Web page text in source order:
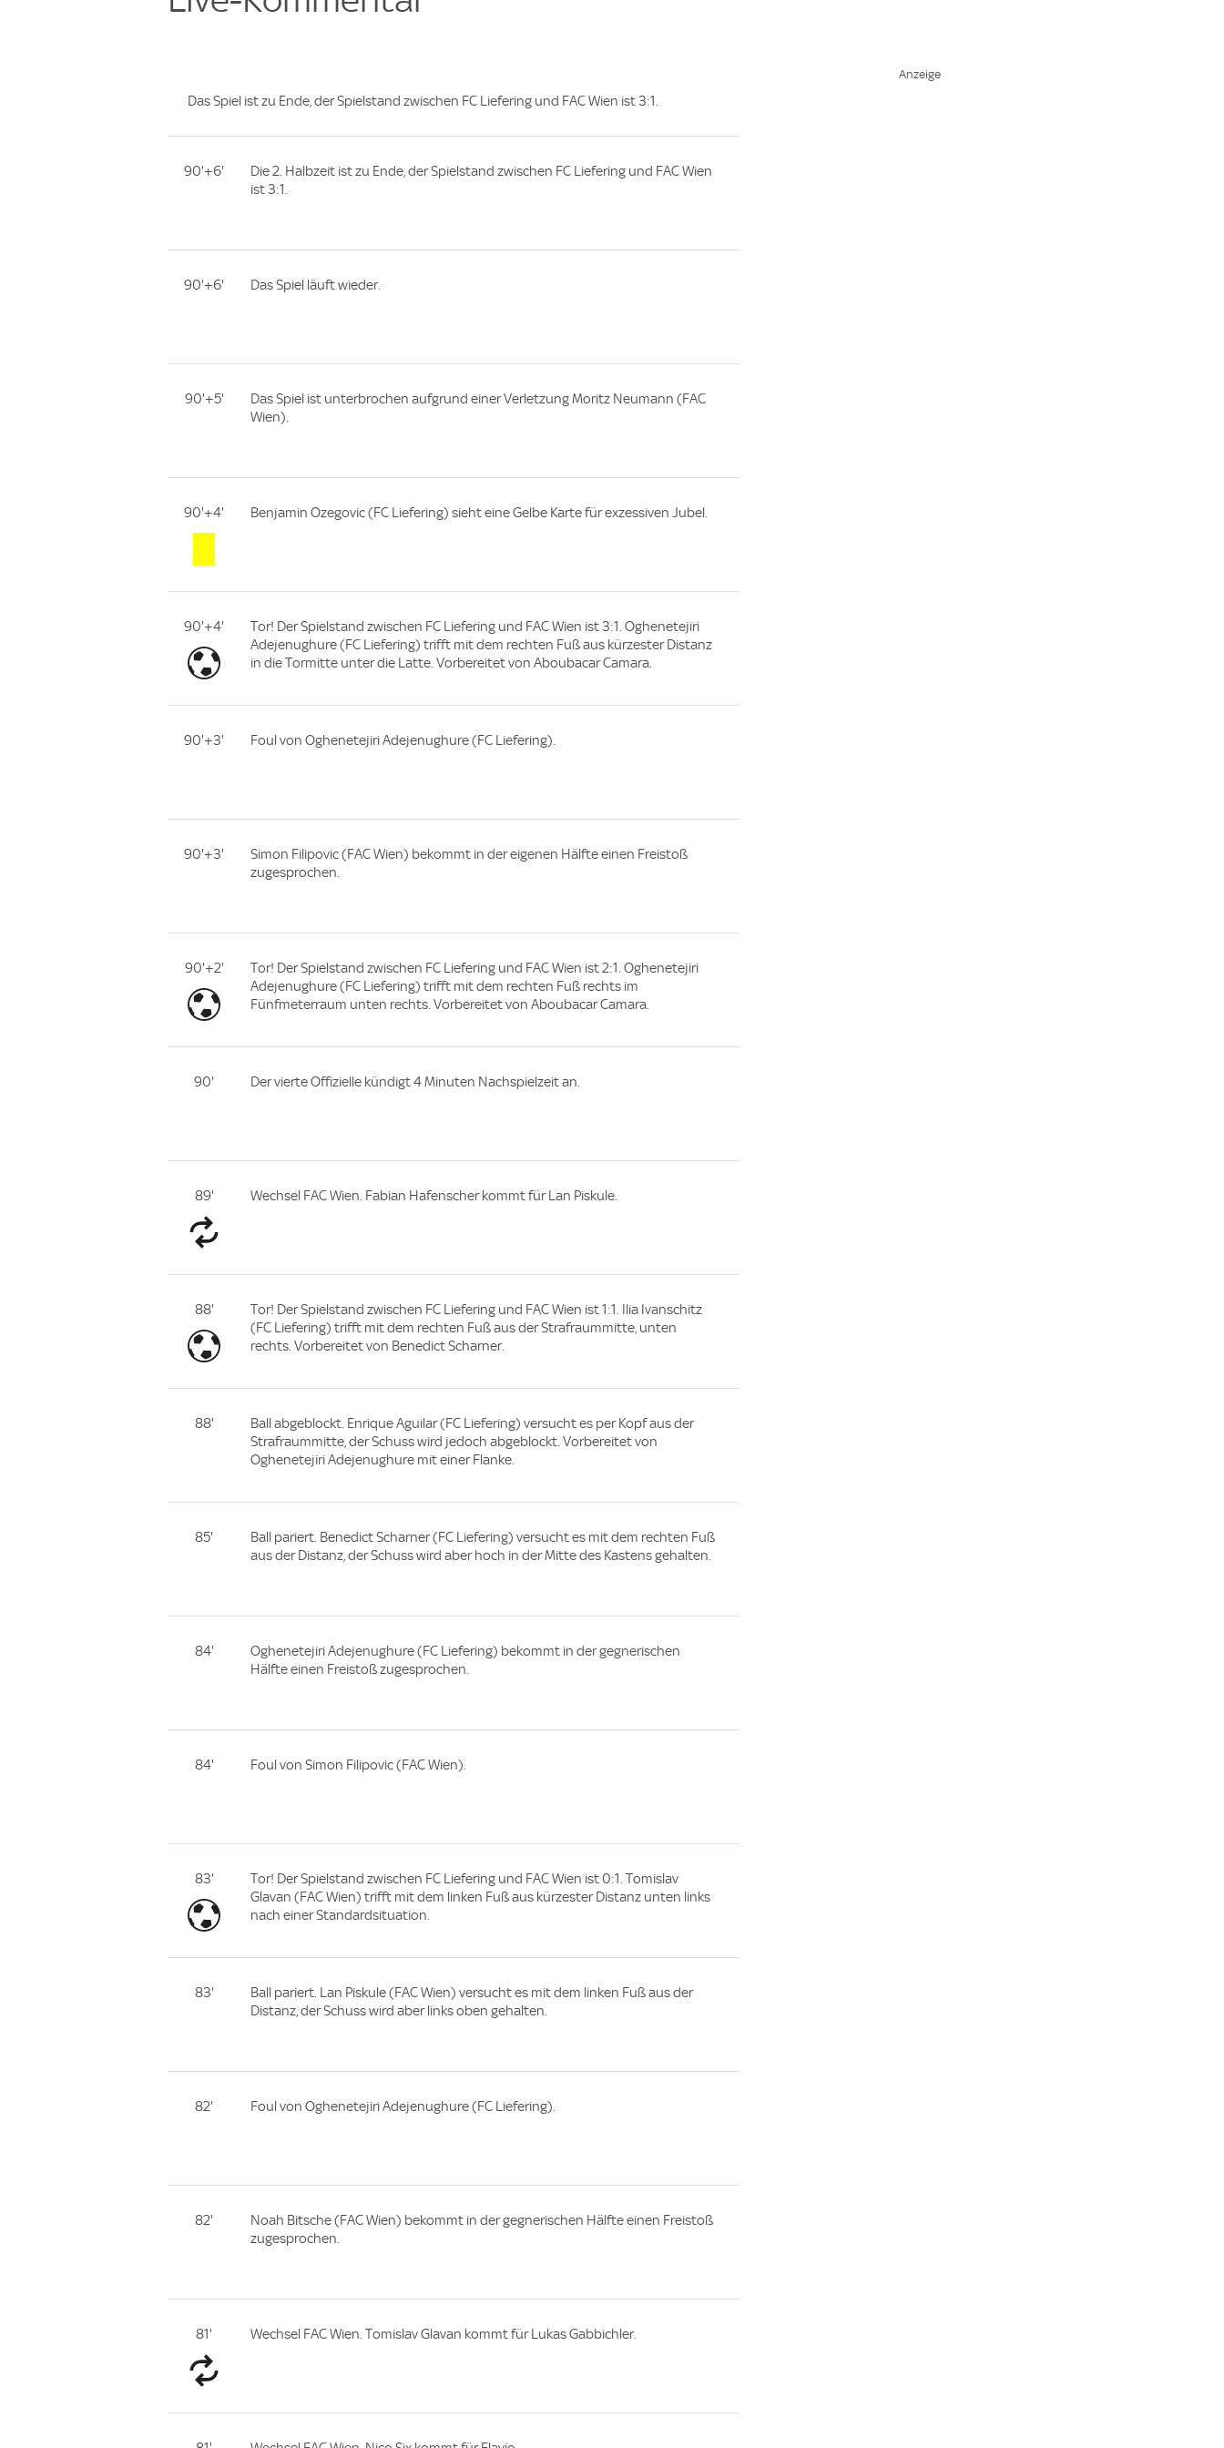
Das Spiel ist zu Ende, der Spielstand zwischen FC Liefering und FAC Wien ist 3:1.
90'+6'
Die 2. Halbzeit ist zu Ende, der Spielstand zwischen FC Liefering und FAC Wien
ist 3:1.
90'+6' Das Spiel läuft wieder.
90'+5'
Das Spiel ist unterbrochen aufgrund einer Verletzung Moritz Neumann (FAC
Wien).
90'+4' Benjamin Ozegovic (FC Liefering) sieht eine Gelbe Karte für exzessiven Jubel.
90'+4'
Tor! Der Spielstand zwischen FC Liefering und FAC Wien ist 3:1. Oghenetejiri
Adejenughure (FC Liefering) trifft mit dem rechten Fuß aus kürzester Distanz
in die Tormitte unter die Latte. Vorbereitet von Aboubacar Camara.
90'+3' Foul von Oghenetejiri Adejenughure (FC Liefering).
90'+3'
Simon Filipovic (FAC Wien) bekommt in der eigenen Hälfte einen Freistoß
zugesprochen.
90'+2'
Tor! Der Spielstand zwischen FC Liefering und FAC Wien ist 2:1. Oghenetejiri
Adejenughure (FC Liefering) trifft mit dem rechten Fuß rechts im
Fünfmeterraum unten rechts. Vorbereitet von Aboubacar Camara.
90' Der vierte Offizielle kündigt 4 Minuten Nachspielzeit an.
89' Wechsel FAC Wien. Fabian Hafenscher kommt für Lan Piskule.
88'
Tor! Der Spielstand zwischen FC Liefering und FAC Wien ist 1:1. Ilia Ivanschitz
(FC Liefering) trifft mit dem rechten Fuß aus der Strafraummitte, unten
rechts. Vorbereitet von Benedict Scharner.
88'
Ball abgeblockt. Enrique Aguilar (FC Liefering) versucht es per Kopf aus der
Strafraummitte, der Schuss wird jedoch abgeblockt. Vorbereitet von
Oghenetejiri Adejenughure mit einer Flanke.
85'
Ball pariert. Benedict Scharner (FC Liefering) versucht es mit dem rechten Fuß
aus der Distanz, der Schuss wird aber hoch in der Mitte des Kastens gehalten.
84'
Oghenetejiri Adejenughure (FC Liefering) bekommt in der gegnerischen
Hälfte einen Freistoß zugesprochen.
84' Foul von Simon Filipovic (FAC Wien).
83'
Tor! Der Spielstand zwischen FC Liefering und FAC Wien ist 0:1. Tomislav
Glavan (FAC Wien) trifft mit dem linken Fuß aus kürzester Distanz unten links
nach einer Standardsituation.
83'
Ball pariert. Lan Piskule (FAC Wien) versucht es mit dem linken Fuß aus der
Distanz, der Schuss wird aber links oben gehalten.
82' Foul von Oghenetejiri Adejenughure (FC Liefering).
82'
Noah Bitsche (FAC Wien) bekommt in der gegnerischen Hälfte einen Freistoß
zugesprochen.
81' Wechsel FAC Wien. Tomislav Glavan kommt für Lukas Gabbichler.